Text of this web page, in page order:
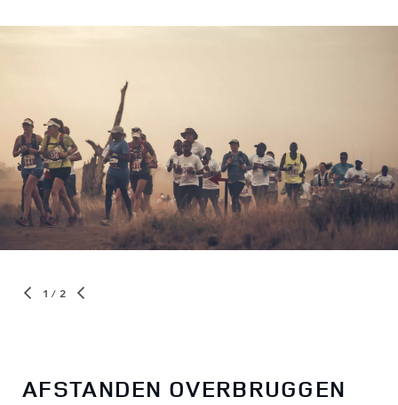
1 / 2
AFSTANDEN OVERBRUGGEN